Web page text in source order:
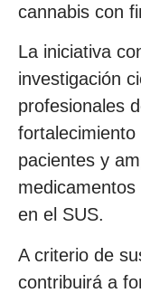
cannabis con
La iniciativa
investigación
profesionales
pacientes y
en el SUS.
A criterio de
contribuirá a